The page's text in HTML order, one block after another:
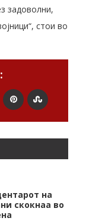
задоволни,
стои во
на
скокнаа во